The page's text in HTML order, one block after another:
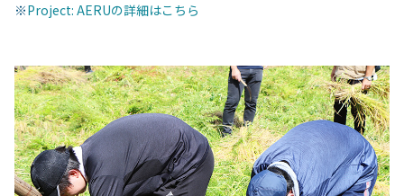
※Project: AERUの詳細はこちら